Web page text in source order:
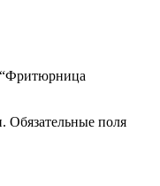
“Фритюрница
Обязательные поля